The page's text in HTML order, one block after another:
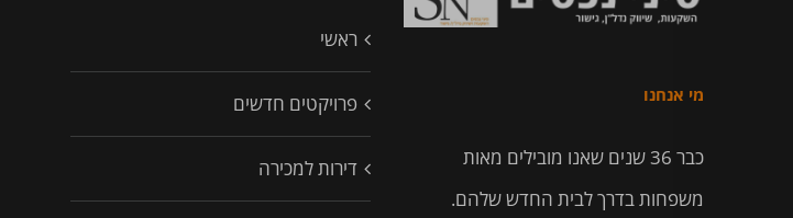
מי אנחנו
כבר 36 שנים שאנו מובילים מאות
משפחות בדרך לבית החדש שלהם.
ראשי
פרויקטים חדשים
דירות למכירה